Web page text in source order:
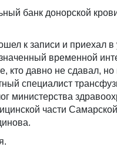
банк донорской
к записи и приехал
временной
кто давно не сдавал,
специалист
министерства
части